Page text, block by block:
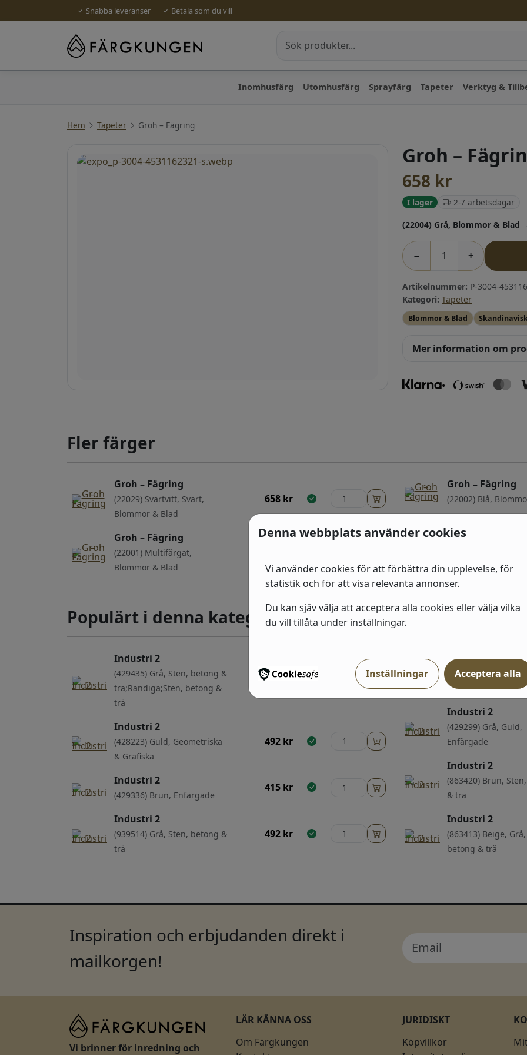
Snabba leveranser Betala som du vill
Inomhusfärg Utomhusfärg Sprayfärg Tapeter Verktyg &
Hem Tapeter Groh – Fägring
Groh –
658 kr
I lager 2-7 arbetsdagar
(22004) Grå, Blommor & Blad
− +
Artikelnummer: P-3004-
Kategori: Tapeter
Blommor & Blad
Mer information om
Fler färger
Groh – Fägring
(22029) Svartvitt, Svart,
Blommor & Blad
658 kr
Groh – Fägring
(22001) Multifärgat,
Blommor & Blad
658kr
Groh – Fägring
(22002) Blå,
(22003) Beige,
Blad
Populärt i denna kategori
Industri 2
(429435) Grå, Sten, betong &
trä;Randiga;Sten, betong &
trä
492kr
Industri 2
(428223) Guld, Geometriska
& Grafiska
492 kr
Industri 2
(429336) Brun, Enfärgade
415 kr
Industri 2
(939514) Grå, Sten, betong &
trä
492 kr
Industri 2
(939545) Grå,
trä;Enfärgade
Industri 2
(429299) Grå, Guld,
Enfärgade
Industri 2
(863420) Brun,
& trä
Industri 2
(863413) Beige,
betong & trä
Inspiration och erbjudanden direkt i
mailkorgen!
Vi brinner för inredning och
LÄR KÄNNA OSS
Om Färgkungen
JURIDISKT
Köpvillkor
Denna webbplats använder cookies
Vi använder cookies för att förbättra din upplevelse, för
statistik och för att visa relevanta annonser.
Du kan sjäv välja att acceptera alla cookies eller välja vilka
du vill tillåta under inställningar.
Inställningar Acceptera alla